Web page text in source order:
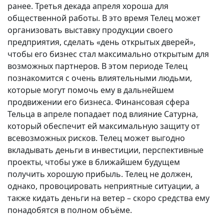
ранее. Третья декада апреля хороша для
общественной работы. В это время Телец может
организовать выставку продукции своего
предприятия, сделать «день открытых дверей»,
чтобы его бизнес стал максимально открытым для
возможных партнеров. В этом периоде Телец
познакомится с очень влиятельными людьми,
которые могут помочь ему в дальнейшем
продвижении его бизнеса. Финансовая сфера
Тельца в апреле попадает под влияние Сатурна,
который обеспечит ей максимальную защиту от
всевозможных рисков. Телец может выгодно
вкладывать деньги в инвестиции, перспективные
проекты, чтобы уже в ближайшем будущем
получить хорошую прибыль. Телец не должен,
однако, провоцировать неприятные ситуации, а
также кидать деньги на ветер – скоро средства ему
понадобятся в полном объёме.